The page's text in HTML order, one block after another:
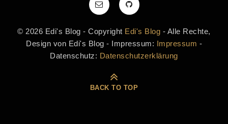
© 2026 Edi's Blog - Copyright Edi's Blog - Alle Rechte,
Design von Edi's Blog - Impressum: Impressum -
Datenschutz: Datenschutzerklärung
BACK TO TOP